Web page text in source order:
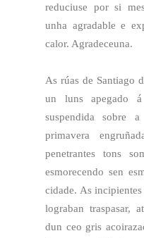
reduciuse por si
unha agradable e
calor. Agradeceuna.
As rúas de Santiago
un luns apegado á
suspendida sobre
primavera
penetrantes tons
esmorecendo sen
cidade. As
lograban traspasar,
dun ceo gris